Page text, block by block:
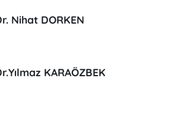
Nihat DORKEN
KARAÖZBEK